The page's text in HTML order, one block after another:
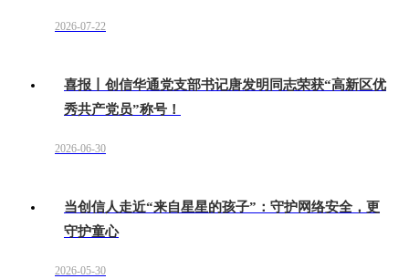
2026-07-22
喜报丨创信华通党支部书记唐发明同志荣获“高新区优
秀共产党员”称号！
2026-06-30
当创信人走近“来自星星的孩子”：守护网络安全，更
守护童心
2026-05-30